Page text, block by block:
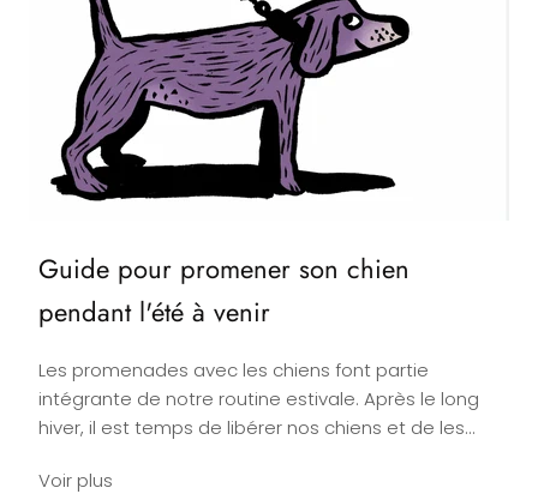
Guide pour promener son chien
pendant l'été à venir
Les promenades avec les chiens font partie
intégrante de notre routine estivale. Après le long
hiver, il est temps de libérer nos chiens et de les...
Voir plus